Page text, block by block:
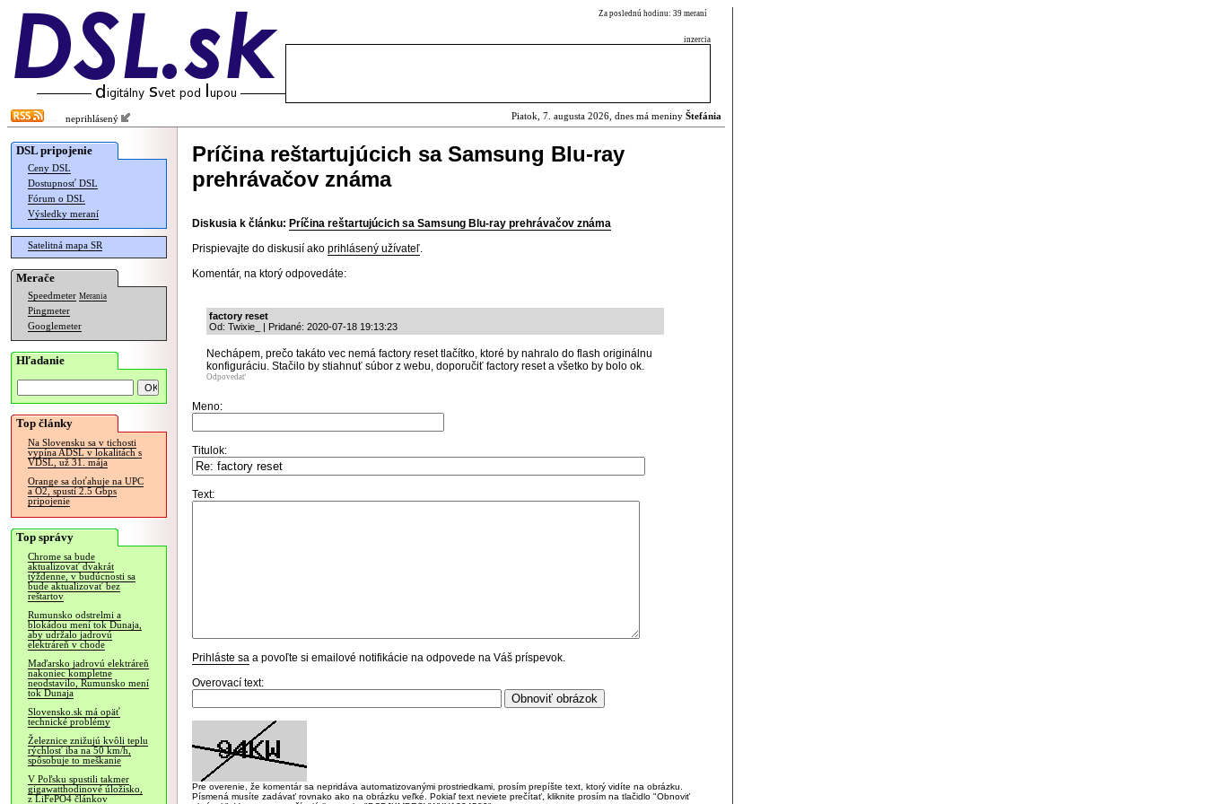
Za poslednú hodinu: 39 meraní
inzercia
neprihlásený Piatok, 7. augusta 2026, dnes má meniny Štefánia
DSL pripojenie
Ceny DSL
Dostupnosť DSL
Fórum o DSL
Výsledky meraní
Satelitná mapa SR
Merače
Speedmeter Merania
Pingmeter
Googlemeter
Hľadanie
Top články
Na Slovensku sa v tichosti
vypína ADSL v lokalitách s
VDSL, už 31. mája
Orange sa doťahuje na UPC
a O2, spustí 2.5 Gbps
pripojenie
Top správy
Chrome sa bude
aktualizovať dvakrát
týždenne, v budúcnosti sa
bude aktualizovať bez
reštartov
Rumunsko odstrelmi a
blokádou mení tok Dunaja,
aby udržalo jadrovú
elektráreň v chode
Maďarsko jadrovú elektráreň
nakoniec kompletne
neodstavilo, Rumunsko mení
tok Dunaja
Slovensko.sk má opäť
technické problémy
Železnice znižujú kvôli teplu
rýchlosť iba na 50 km/h,
spôsobuje to meškanie
V Poľsku spustili takmer
gigawatthodinové úložisko,
z LiFePO4 článkov
Príčina reštartujúcich sa Samsung Blu-ray
prehrávačov známa
Diskusia k článku: Príčina reštartujúcich sa Samsung Blu-ray prehrávačov známa
Prispievajte do diskusií ako prihlásený užívateľ.
Komentár, na ktorý odpovedáte:
factory reset
Od: Twixie_ | Pridané: 2020-07-18 19:13:23
Nechápem, prečo takáto vec nemá factory reset tlačítko, ktoré by nahralo do flash originálnu
konfiguráciu. Stačilo by stiahnuť súbor z webu, doporučiť factory reset a všetko by bolo ok.
Odpovedať
Meno:
Titulok:
Text:
Prihláste sa a povoľte si emailové notifikácie na odpovede na Váš príspevok.
Overovací text:
Pre overenie, že komentár sa nepridáva automatizovanými prostriedkami, prosím prepíšte text, ktorý vidíte na obrázku.
Písmená musíte zadávať rovnako ako na obrázku veľké. Pokiaľ text neviete prečítať, kliknite prosím na tlačidlo "Obnoviť